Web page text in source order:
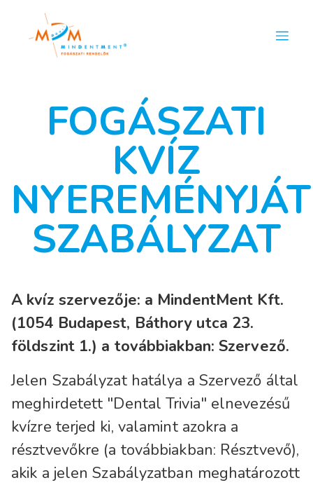
FOGÁSZATI
KVÍZ
SZABÁLYZAT
A kvíz szervezője: a MindentMent Kft.
(1054 Budapest, Báthory utca 23.
földszint 1.) a továbbiakban: Szervező.
Jelen Szabályzat hatálya a Szervező által
meghirdetett "Dental Trivia" elnevezésű
kvízre terjed ki, valamint azokra a
résztvevőkre (a továbbiakban: Résztvevő),
akik a jelen Szabályzatban meghatározott